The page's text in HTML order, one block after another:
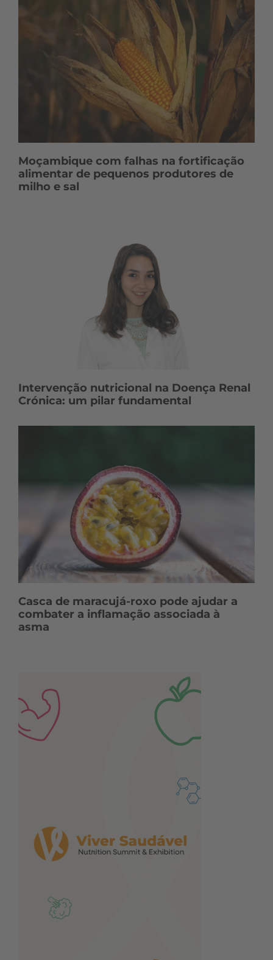
Moçambique com falhas na fortificação
alimentar de pequenos produtores de
milho e sal
Intervenção nutricional na Doença Renal
Crónica: um pilar fundamental
Casca de maracujá-roxo pode ajudar a
combater a inflamação associada à
asma